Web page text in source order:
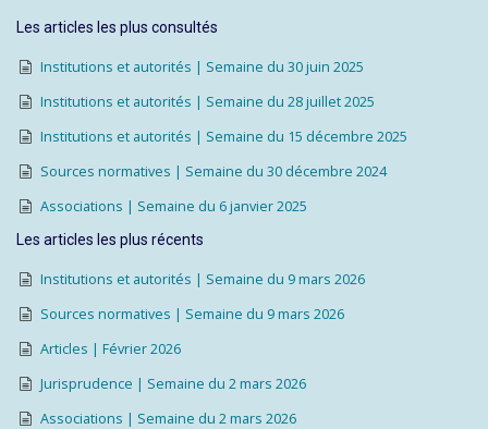
Les articles les plus consultés
Institutions et autorités | Semaine du 30 juin 2025
Institutions et autorités | Semaine du 28 juillet 2025
Institutions et autorités | Semaine du 15 décembre 2025
Sources normatives | Semaine du 30 décembre 2024
Associations | Semaine du 6 janvier 2025
Les articles les plus récents
Institutions et autorités | Semaine du 9 mars 2026
Sources normatives | Semaine du 9 mars 2026
Articles | Février 2026
Jurisprudence | Semaine du 2 mars 2026
Associations | Semaine du 2 mars 2026